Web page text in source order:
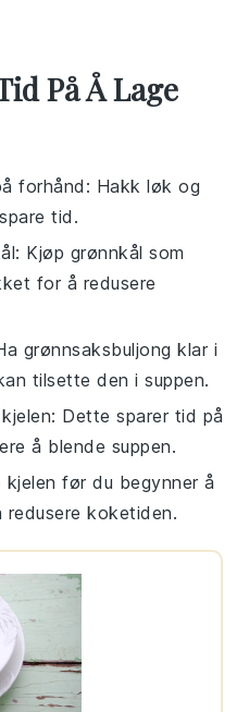
På Å Lage
forhånd : Hakkløk og
tid.
: Kjøp grønnkål som
for å redusere
grønnsaksbuljong klar i
tilsette den i suppen.
: Dette sparer tid på
å blende suppen.
kjelen før du begynner å
redusere koketiden.